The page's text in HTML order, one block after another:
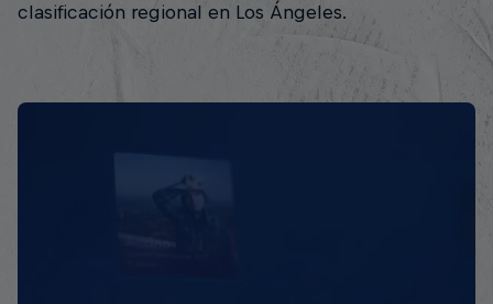
clasificación regional en Los Ángeles.